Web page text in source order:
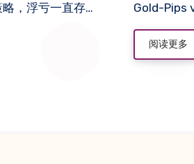
略，浮亏一直存… Gold-
阅读更多